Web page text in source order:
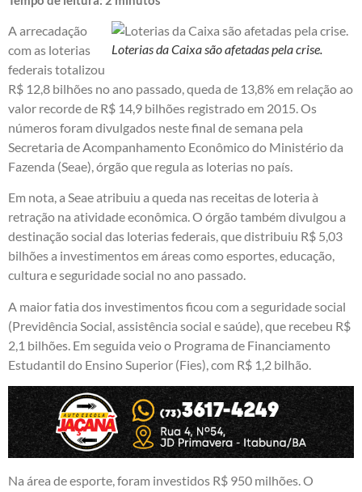
Loterias da Caixa são afetadas pela crise.
A arrecadação
com as loterias
federais totalizou
R$ 12,8 bilhões no ano passado, queda de 13,8% em relação ao
valor recorde de R$ 14,9 bilhões registrado em 2015. Os
números foram divulgados neste final de semana pela
Secretaria de Acompanhamento Econômico do Ministério da
Fazenda (Seae), órgão que regula as loterias no país.
Em nota, a Seae atribuiu a queda nas receitas de loteria à
retração na atividade econômica. O órgão também divulgou a
destinação social das loterias federais, que distribuiu R$ 5,03
bilhões a investimentos em áreas como esportes, educação,
cultura e seguridade social no ano passado.
A maior fatia dos investimentos ficou com a seguridade social
(Previdência Social, assistência social e saúde), que recebeu R$
2,1 bilhões. Em seguida veio o Programa de Financiamento
Estudantil do Ensino Superior (Fies), com R$ 1,2 bilhão.
Na área de esporte, foram investidos R$ 950 milhões. O